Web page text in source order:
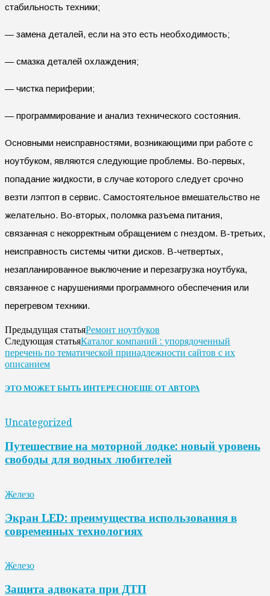
стабильность техники;
— замена деталей, если на это есть необходимость;
— смазка деталей охлаждения;
— чистка периферии;
— программирование и анализ технического состояния.
Основными неисправностями, возникающими при работе с
ноутбуком, являются следующие проблемы. Во-первых,
попадание жидкости, в случае которого следует срочно
везти лэптоп в сервис. Самостоятельное вмешательство не
желательно. Во-вторых, поломка разъема питания,
связанная с некорректным обращением с гнездом. В-третьих,
неисправность системы читки дисков. В-четвертых,
незапланированное выключение и перезагрузка ноутбука,
связанное с нарушениями программного обеспечения или
перегревом техники.
Предыдущая статьяРемонт ноутбуков
Следующая статьяКаталог компаний : упорядоченный
перечень по тематической принадлежности сайтов с их
описанием
ЭТО МОЖЕТ БЫТЬ ИНТЕРЕСНОЕЩЕ ОТ АВТОРА
Uncategorized
Путешествие на моторной лодке: новый уровень
свободы для водных любителей
Железо
Экран LED: преимущества использования в
современных технологиях
Железо
Защита адвоката при ДТП